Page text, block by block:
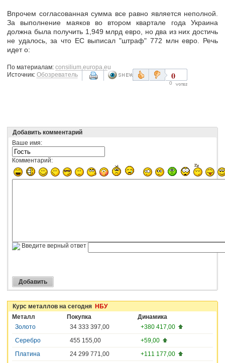
Впрочем согласованная сумма все равно является неполной.
За выполнение маяков во втором квартале года Украина
должна была получить 1,949 млрд евро, но два из них достичь
не удалось, за что ЕС выписал "штраф" 772 млн евро. Речь
идет о:
По материалам: consilium.europa.eu
Источник: Обозреватель 0
0
Добавить комментарий
Ваше имя:
Комментарий:
Введите верный ответ
Курс металлов на сегодня НБУ
Металл
Покупка
Динамика
Золото
34 333 397,00
+380 417,00
Серебро
455 155,00
+59,00
Платина
24 299 771,00
+111 177,00